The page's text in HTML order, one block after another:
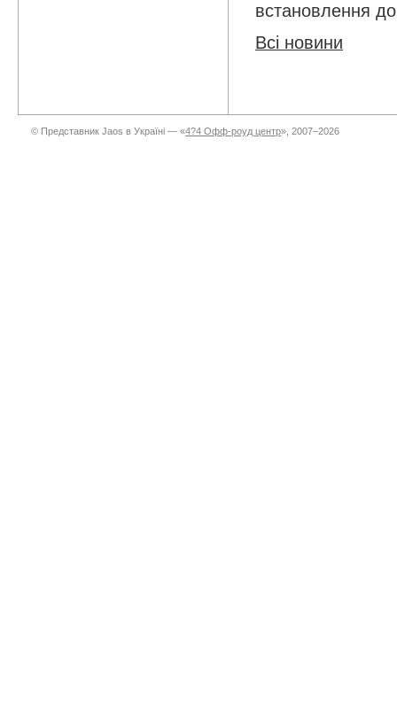
встановлення
Всі новини
© Представник Jaos в Україні — «4?4 Офф-роуд центр», 2007–2026